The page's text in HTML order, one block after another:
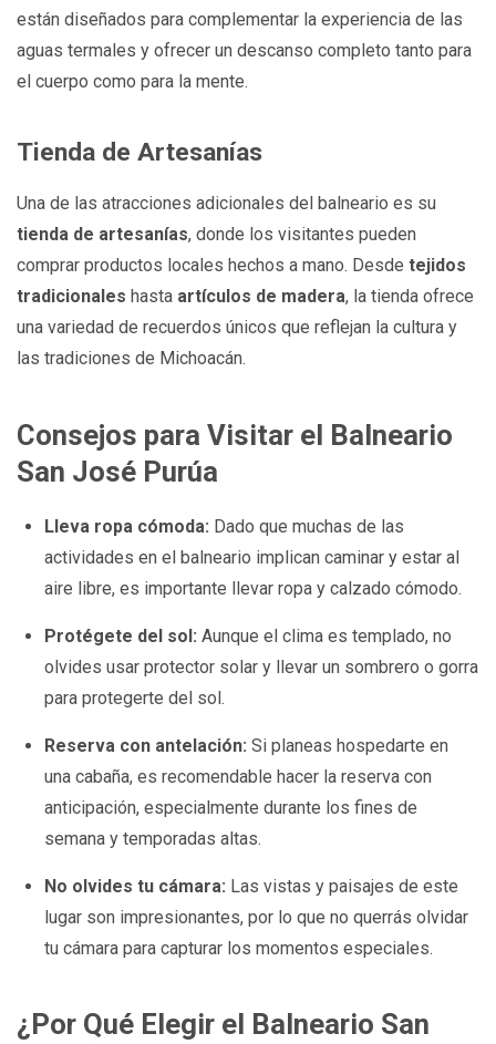
están diseñados para complementar la experiencia de las
aguas termales y ofrecer un descanso completo tanto para
el cuerpo como para la mente.
Tienda de Artesanías
Una de las atracciones adicionales del balneario es su
tienda de artesanías, donde los visitantes pueden
comprar productos locales hechos a mano. Desde tejidos
tradicionales hasta artículos de madera, la tienda ofrece
una variedad de recuerdos únicos que reflejan la cultura y
las tradiciones de Michoacán.
Consejos para Visitar el Balneario
San José Purúa
Lleva ropa cómoda: Dado que muchas de las
actividades en el balneario implican caminar y estar al
aire libre, es importante llevar ropa y calzado cómodo.
Protégete del sol: Aunque el clima es templado, no
olvides usar protector solar y llevar un sombrero o gorra
para protegerte del sol.
Reserva con antelación: Si planeas hospedarte en
una cabaña, es recomendable hacer la reserva con
anticipación, especialmente durante los fines de
semana y temporadas altas.
No olvides tu cámara: Las vistas y paisajes de este
lugar son impresionantes, por lo que no querrás olvidar
tu cámara para capturar los momentos especiales.
¿Por Qué Elegir el Balneario San